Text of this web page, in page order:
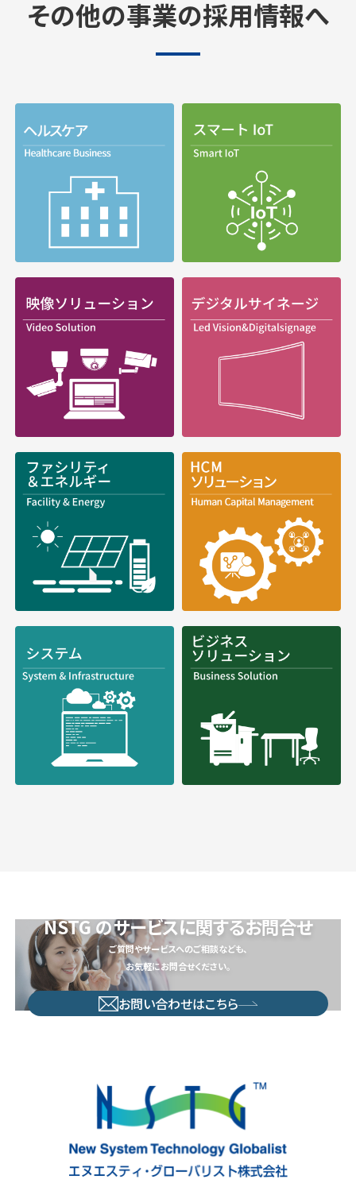
その他の事業の採用情報へ
NSTG のサービスに関するお問合せ
ご質問やサービスへのご相談なども、
お気軽にお問合せください。
お問い合わせはこちら